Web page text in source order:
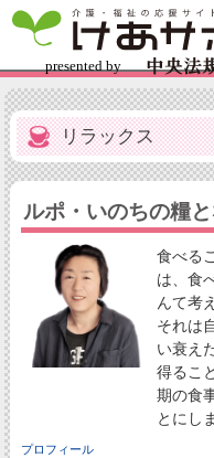
リラックス
ルポ・いのちの糧と
食べる
は、食
んて考
それは
い衰え
得るこ
期の食
とにし
プロフィール